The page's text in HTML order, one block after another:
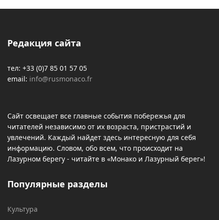
Редакция сайта
тел: +33 (0)7 85 01 57 05
email: info@rusmonaco.fr
Сайт освещает все главные события побережья для
читателей независимо от их возраста, пристрастий и
увлечений. Каждый найдет здесь интересную для себя
информацию. Словом, обо всем, что происходит на
Лазурном берегу - читайте в «Монако и Лазурный берег»!
Популярные разделы
Культура